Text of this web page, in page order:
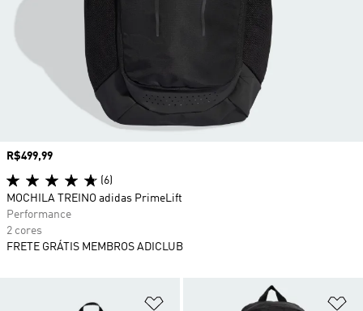
Adicionar à Lista de Desejos
Preço
R$499,99
(6)
MOCHILA TREINO adidas PrimeLift
Performance
2 cores
FRETE GRÁTIS MEMBROS ADICLUB